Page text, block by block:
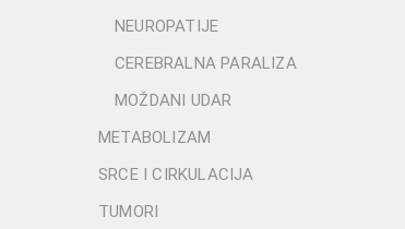
NEUROPATIJE
CEREBRALNA PARALIZA
MOŽDANI UDAR
METABOLIZAM
SRCE I CIRKULACIJA
TUMORI